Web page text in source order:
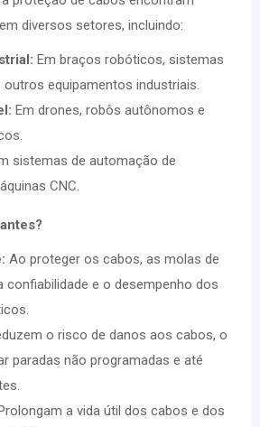
diversos setores, incluindo:
Em braços robóticos, sistemas
equipamentos industriais.
Em drones, robôs autônomos e
sistemas de automação de
CNC.
Ao proteger os cabos, as molas de
confiabilidade e o desempenho dos
o risco de danos aos cabos, o
paradas não programadas e até
a vida útil dos cabos e dos